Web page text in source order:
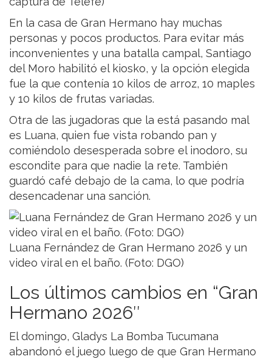
En la casa de Gran Hermano hay muchas
personas y pocos productos. Para evitar más
inconvenientes y una batalla campal, Santiago
del Moro habilitó el kiosko, y la opción elegida
fue la que contenía 10 kilos de arroz, 10 maples
y 10 kilos de frutas variadas.
Otra de las jugadoras que la está pasando mal
es Luana, quien fue vista robando pan y
comiéndolo desesperada sobre el inodoro, su
escondite para que nadie la rete. También
guardó café debajo de la cama, lo que podría
desencadenar una sanción.
Luana Fernández de Gran Hermano 2026 y un
video viral en el baño. (Foto: DGO)
Los últimos cambios en “Gran
Hermano 2026″
El domingo, Gladys La Bomba Tucumana
abandonó el juego luego de que Gran Hermano